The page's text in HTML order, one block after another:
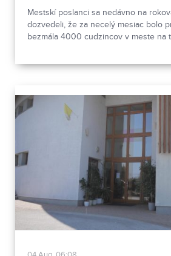
Mestskí poslanci sa nedávno na
dozvedeli, že za necelý mesiac bolo
bezmála 4000 cudzincov v meste na